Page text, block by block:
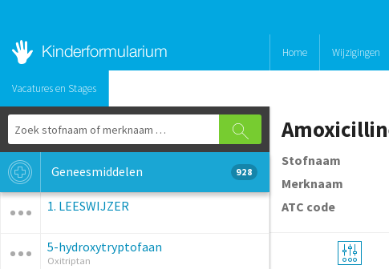
Home Wijzigingen
Vacatures en Stages
Geneesmiddelen 928
1. LEESWIJZER
5-hydroxytryptofaan
Oxitriptan
Stofnaam
Merknaam
ATC code